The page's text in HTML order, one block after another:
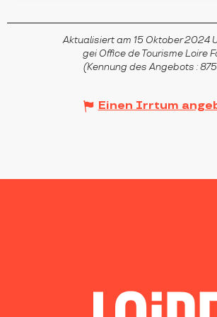
Aktualisiert am 15 Oktober 2024
gei Office de Tourisme Loire
(Kennung des Angebots :
Einen Irrtum